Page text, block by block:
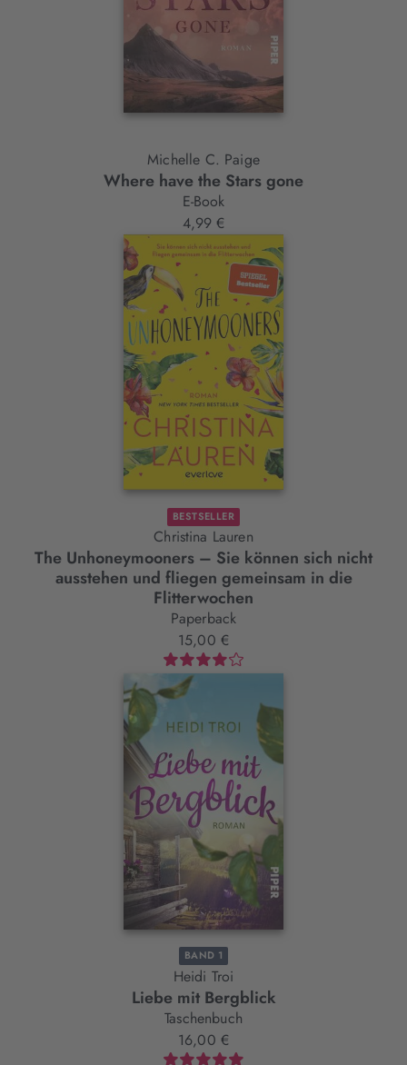
Michelle C. Paige
Where have the Stars gone
E-Book
4,99 €
BESTSELLER
Christina Lauren
The Unhoneymooners – Sie können sich nicht
ausstehen und fliegen gemeinsam in die
Flitterwochen
Paperback
15,00 €
BAND 1
Heidi Troi
Liebe mit Bergblick
Taschenbuch
16,00 €